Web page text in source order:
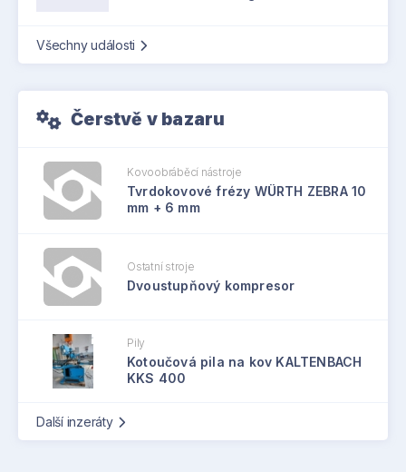
Všechny události
Čerstvě v bazaru
Kovoobráběcí nástroje
Tvrdokovové frézy WÜRTH ZEBRA 10
mm + 6 mm
Ostatní stroje
Dvoustupňový kompresor
Pily
Kotoučová pila na kov KALTENBACH
KKS 400
Další inzeráty